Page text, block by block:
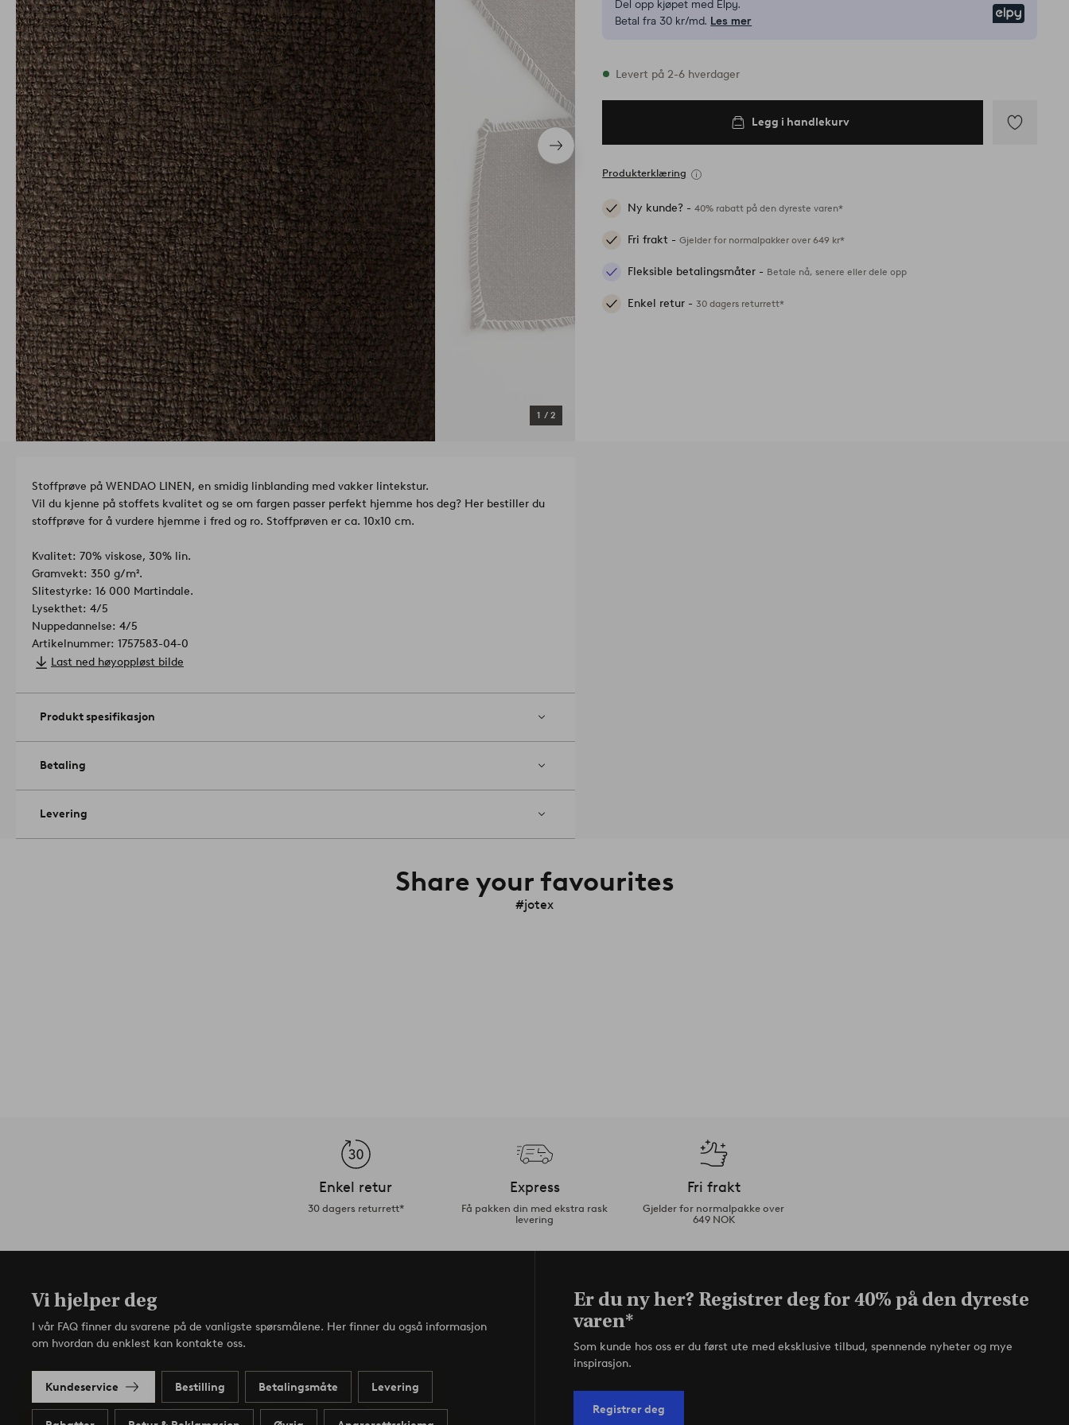
Neste
produkt
1 / 2
Del opp kjøpet med Elpy.
Betal fra 30 kr/md. Les mer
På lager
Levert på 2-6 hverdager
Legg i handlekurv
Produkterklæring
Ny kunde? -40% rabatt på den dyreste varen*
Fri frakt -Gjelder for normalpakker over 649 kr*
Fleksible betalingsmåter - Betale nå, senere eller dele opp
Enkel retur -30 dagers returrett*
Stoffprøve på WENDAO LINEN, en smidig linblanding med vakker lintekstur.
Vil du kjenne på stoffets kvalitet og se om fargen passer perfekt hjemme hos deg? Her bestiller du
stoffprøve for å vurdere hjemme i fred og ro. Stoffprøven er ca. 10x10 cm.
Kvalitet: 70% viskose, 30% lin.
Gramvekt: 350 g/m².
Slitestyrke: 16 000 Martindale.
Lysekthet: 4/5
Nuppedannelse: 4/5
Artikelnummer: 1757583-04-0
Last ned høyoppløst bilde
Produkt spesifikasjon
Betaling
Levering
Share your favourites
#jotex
Enkel retur
30 dagers returrett*
Express
Få pakken din med ekstra rask
levering
Fri frakt
Gjelder for normalpakke over
649 NOK
Vi hjelper deg
I vår FAQ finner du svarene på de vanligste spørsmålene. Her finner du også informasjon
om hvordan du enklest kan kontakte oss.
Kundeservice Bestilling Betalingsmåte Levering
Er du ny her? Registrer deg for 40% på den dyreste
varen*
Som kunde hos oss er du først ute med eksklusive tilbud, spennende nyheter og mye
inspirasjon.
Registrer deg